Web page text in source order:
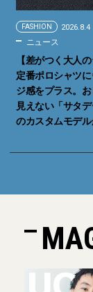
FASHION 2026.8.4
ニュース
【差がつく大人の
定番ポロシャツ
ジ感をプラス。お
見えない「サタデ
のカスタムモデル